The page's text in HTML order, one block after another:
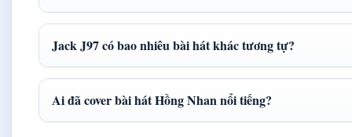
Jack J97 có bao nhiêu bài hát khác tương tự?
Ai đã cover bài hát Hồng Nhan nổi tiếng?